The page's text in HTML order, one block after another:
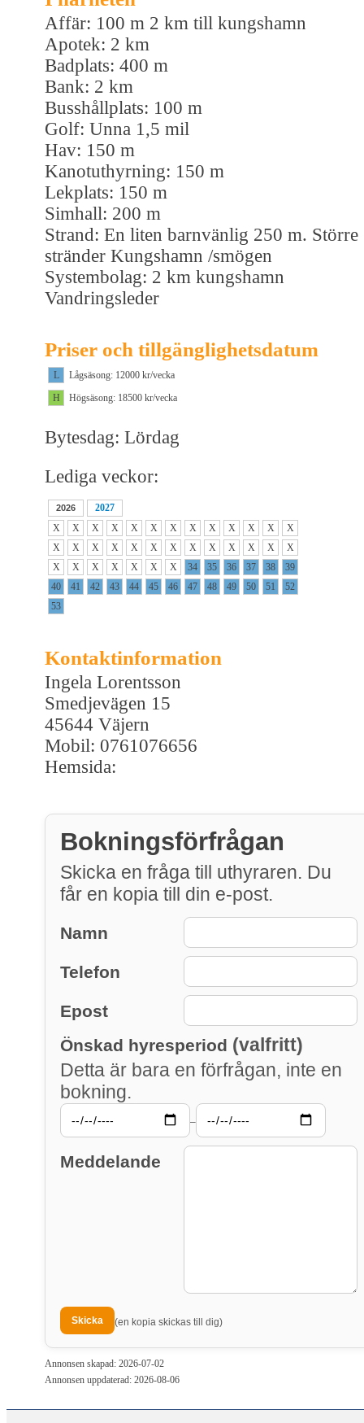
Affär: 100 m 2 km till kungshamn
Apotek: 2 km
Badplats: 400 m
Bank: 2 km
Busshållplats: 100 m
Golf: Unna 1,5 mil
Hav: 150 m
Kanotuthyrning: 150 m
Lekplats: 150 m
Simhall: 200 m
Strand: En liten barnvänlig 250 m. Större
stränder Kungshamn /smögen
Systembolag: 2 km kungshamn
Vandringsleder
Priser och tillgänglighetsdatum
L
Lågsäsong: 12000 kr/vecka
H
Högsäsong: 18500 kr/vecka
Bytesdag: Lördag
Lediga veckor:
2026
2027
X
X X X X X X X X X X X
X
X
X X X X X X X X X X X
X
X
X X X X X X 34 35 36 37 38
39
40
41 42 43 44 45 46 47 48 49 50 51
52
53
Kontaktinformation
Ingela Lorentsson
Smedjevägen 15
45644 Väjern
Mobil: 0761076656
Hemsida:
Bokningsförfrågan
Skicka en fråga till uthyraren. Du
får en kopia till din e-post.
Namn
Telefon
Epost
Önskad hyresperiod (valfritt)
Detta är bara en förfrågan, inte en
bokning.
–
Meddelande
(en kopia skickas till dig)
Annonsen skapad: 2026-07-02
Annonsen uppdaterad: 2026-08-06